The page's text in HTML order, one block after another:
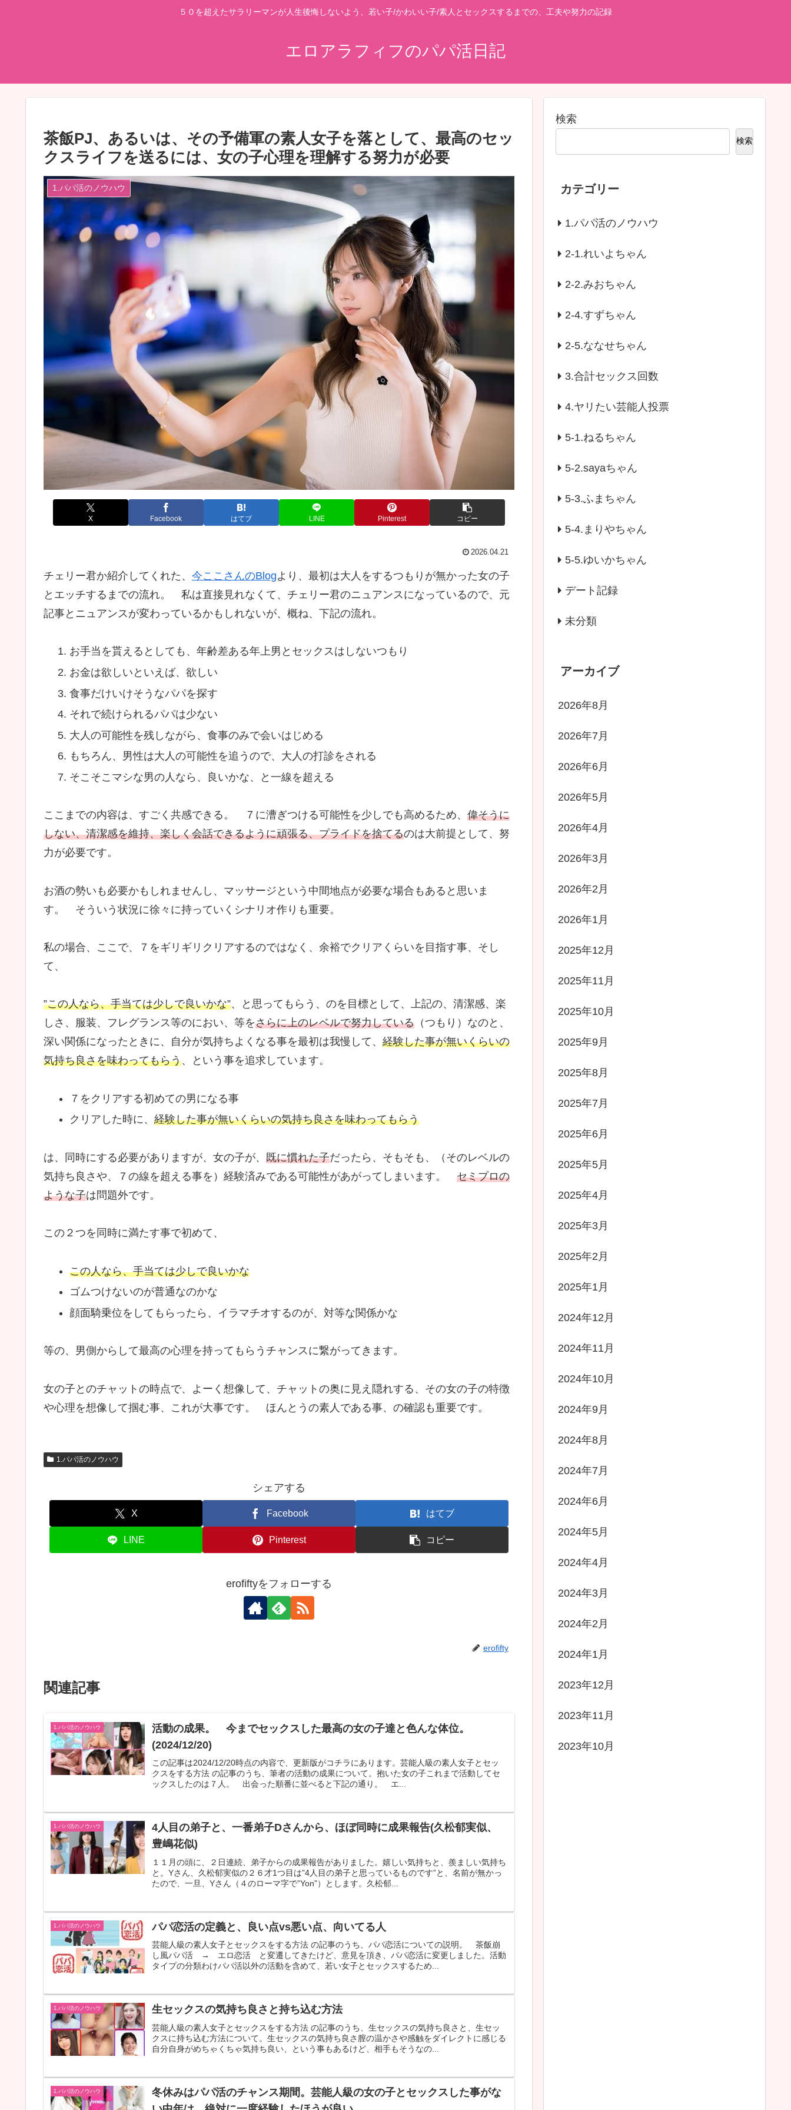
５０を超えたサラリーマンが人生後悔しないよう、若い子/かわいい子/素人とセックスするまでの、工夫や努力の記録
エロアラフィフのパパ活日記
茶飯PJ、あるいは、その予備軍の素人女子を落として、最高のセッ
クスライフを送るには、女の子心理を理解する努力が必要
1.パパ活のノウハウ
X Facebook はてブ LINE Pinterest コピー
2026.04.21
チェリー君か紹介してくれた、 今ここさんのBlogより、最初は大人をするつもりが無かった女の子
とエッチするまでの流れ。 私は直接見れなくて、チェリー君のニュアンスになっているので、元
記事とニュアンスが変わっているかもしれないが、概ね、下記の流れ。
お手当を貰えるとしても、年齢差ある年上男とセックスはしないつもり
お金は欲しいといえば、欲しい
食事だけいけそうなパパを探す
それで続けられるパパは少ない
大人の可能性を残しながら、食事のみで会いはじめる
もちろん、男性は大人の可能性を追うので、大人の打診をされる
そこそこマシな男の人なら、良いかな、と一線を超える
ここまでの内容は、すごく共感できる。 ７に漕ぎつける可能性を少しでも高めるため、 偉そうに
しない、清潔感を維持、楽しく会話できるように頑張る、プライドを捨てるのは大前提として、努
力が必要です。
お酒の勢いも必要かもしれませんし、マッサージという中間地点が必要な場合もあると思いま
す。 そういう状況に徐々に持っていくシナリオ作りも重要。
私の場合、ここで、７をギリギリクリアするのではなく、余裕でクリアくらいを目指す事、そし
て、
”この人なら、手当ては少しで良いかな”、と思ってもらう、のを目標として、上記の、清潔感、楽
しさ、服装、フレグランス等のにおい、等をさらに上のレベルで努力している （つもり）なのと、
深い関係になったときに、自分が気持ちよくなる事を最初は我慢して、 経験した事が無いくらいの
気持ち良さを味わってもらう、という事を追求しています。
７をクリアする初めての男になる事
クリアした時に、 経験した事が無いくらいの気持ち良さを味わってもらう
は、同時にする必要がありますが、女の子が、 既に慣れた子だったら、そもそも、（そのレベルの
気持ち良さや、７の線を超える事を）経験済みである可能性があがってしまいます。 セミプロの
ような子は問題外です。
この２つを同時に満たす事で初めて、
この人なら、手当ては少しで良いかな
ゴムつけないのが普通なのかな
顔面騎乗位をしてもらったら、イラマチオするのが、対等な関係かな
等の、男側からして最高の心理を持ってもらうチャンスに繋がってきます。
女の子とのチャットの時点で、よーく想像して、チャットの奥に見え隠れする、その女の子の特徴
や心理を想像して掴む事、これが大事です。 ほんとうの素人である事、の確認も重要です。
1.パパ活のノウハウ
シェアする
X Facebook はてブ
LINE Pinterest コピー
erofiftyをフォローする
erofifty
関連記事
1.パパ活のノウハウ
活動の成果。 今までセックスした最高の女の子達と色んな体位。
(2024/12/20)
この記事は2024/12/20時点の内容で、更新版がコチラにあります。芸能人級の素人女子とセッ
クスをする方法 の記事のうち、筆者の活動の成果について。抱いた女の子これまで活動してセ
ックスしたのは７人。 出会った順番に並べると下記の通り。 エ...
1.パパ活のノウハウ
4人目の弟子と、一番弟子Dさんから、ほぼ同時に成果報告(久松郁実似、
豊嶋花似)
１１月の頭に、２日連続、弟子からの成果報告がありました。嬉しい気持ちと、羨ましい気持ち
と。Yさん、久松郁実似の２６才1つ目は”4人目の弟子と思っているものです”と、名前が無かっ
たので、一旦、Yさん（４のローマ字で”Yon”）とします。久松郁...
1.パパ活のノウハウ パパ恋活の定義と、良い点vs悪い点、向いてる人
芸能人級の素人女子とセックスをする方法 の記事のうち、パパ恋活についての説明。 茶飯崩
し風パパ活 → エロ恋活 と変遷してきたけど、意見を頂き、パパ恋活に変更しました。活動
タイプの分類わけパパ活以外の活動を含めて、若い女子とセックスするため...
1.パパ活のノウハウ 生セックスの気持ち良さと持ち込む方法
芸能人級の素人女子とセックスをする方法 の記事のうち、生セックスの気持ち良さと、生セッ
クスに持ち込む方法について。生セックスの気持ち良さ膣の温かさや感触をダイレクトに感じる
自分自身がめちゃくちゃ気持ち良い、という事もあるけど、相手もそうなの...
1.パパ活のノウハウ
冬休みはパパ活のチャンス期間。芸能人級の女の子とセックスした事がな
検索
検索
カテゴリー
1.パパ活のノウハウ
2-1.れいよちゃん
2-2.みおちゃん
2-4.すずちゃん
2-5.ななせちゃん
3.合計セックス回数
4.ヤリたい芸能人投票
5-1.ねるちゃん
5-2.sayaちゃん
5-3.ふまちゃん
5-4.まりやちゃん
5-5.ゆいかちゃん
デート記録
未分類
アーカイブ
2026年8月
2026年7月
2026年6月
2026年5月
2026年4月
2026年3月
2026年2月
2026年1月
2025年12月
2025年11月
2025年10月
2025年9月
2025年8月
2025年7月
2025年6月
2025年5月
2025年4月
2025年3月
2025年2月
2025年1月
2024年12月
2024年11月
2024年10月
2024年9月
2024年8月
2024年7月
2024年6月
2024年5月
2024年4月
2024年3月
2024年2月
2024年1月
2023年12月
2023年11月
2023年10月